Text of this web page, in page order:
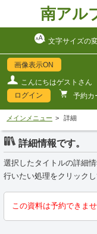
南アル
文字サイズの
画像表示ON
こんにちはゲストさん
ログイン
予約カ
メインメニュー 詳細
詳細情報です。
選択したタイトルの詳細情
行いたい処理をクリックし
この資料は予約できま